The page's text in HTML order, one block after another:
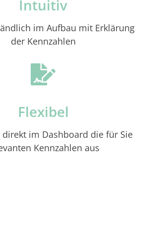
Intuitiv
im Aufbau mit Erklärung
der Kennzahlen
Flexibel
direkt im Dashboard die für Sie
Kennzahlen aus